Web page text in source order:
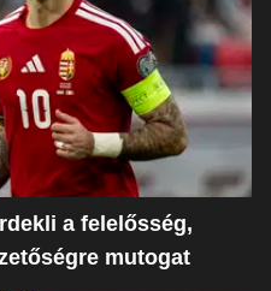
a felelősség,
mutogat